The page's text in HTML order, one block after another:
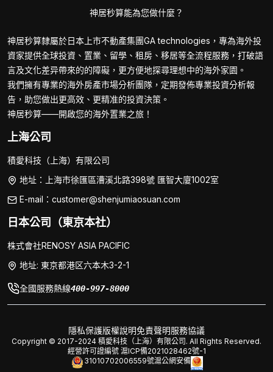
神居秒算能為您做什麼？
神居秒算隸屬於日本上市不動產集團GA technologies，專為海外投
資家提供全球投資、置業、留學、租房、移居等全流程服務，打破語
言及文化差异帶來的的障礙，更方便地探尋理想中的海外家園。
我們擁有專業的海外房產市場分析團隊，定期發佈專業投資分析報
告，助您做出更高效、更精准的投資決策。
神居秒算——開啟您的海外置業之旅！
上海公司
積愛科技（上海）有限公司
地址：上海市徐匯區漕溪北路398號 匯智大廈1002室
E-mail：customer@shenjumiaosuan.com
日本公司（東京本社）
株式會社RENOSY ASIA PACIFIC
地址: 東京都港区六本木3-2-1
全國服務熱線400-997-8000
隱私保護版權說明免責聲明服務協議
Copyright © 2017-2024 積愛科技（上海）有限公司. All Rights Reserved.
經營許可證編號 滬ICP備2021028462號-1
31010702006559號滬公網安備